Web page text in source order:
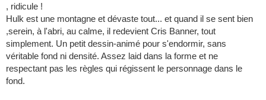
, ridicule !
Hulk est une montagne et dévaste tout... et quand il se sent bien
,serein, à l'abri, au calme, il redevient Cris Banner, tout
simplement. Un petit dessin-animé pour s'endormir, sans
véritable fond ni densité. Assez laid dans la forme et ne
respectant pas les règles qui régissent le personnage dans le
fond.